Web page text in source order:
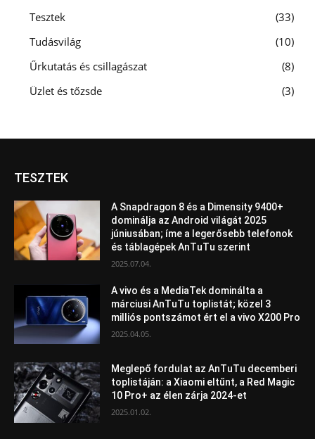
Tesztek
33
Tudásvilág
10
Űrkutatás és csillagászat
8
Üzlet és tőzsde
3
TESZTEK
A Snapdragon 8 és a Dimensity 9400+
dominálja az Android világát 2025
júniusában; íme a legerősebb telefonok
és táblagépek AnTuTu szerint
2025.07.04.
A vivo és a MediaTek dominálta a
márciusi AnTuTu toplistát; közel 3
milliós pontszámot ért el a vivo X200 Pro
2025.04.05.
Meglepő fordulat az AnTuTu decemberi
toplistáján: a Xiaomi eltűnt, a Red Magic
10 Pro+ az élen zárja 2024-et
2025.01.02.